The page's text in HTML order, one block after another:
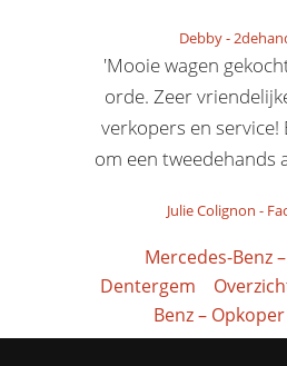
Debby-
'Mooie wagen
orde. Zeer
verkopers en service!
om een tweedehands
Julie Colignon -
Mercedes-Benz
Dentergem
Benz –